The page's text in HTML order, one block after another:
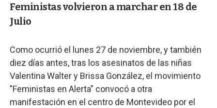
Feministas volvieron a marchar en 18 de
Julio
Como ocurrió el lunes 27 de noviembre, y también
diez días antes, tras los asesinatos de las niñas
Valentina Walter y Brissa González, el movimiento
"Feministas en Alerta" convocó a otra
manifestación en el centro de Montevideo por el